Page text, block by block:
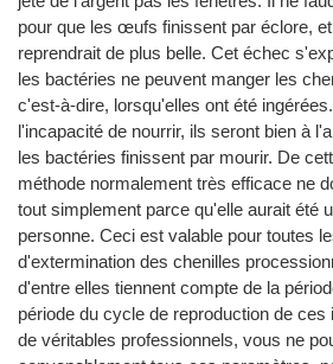
pour que les œufs finissent par éclore,
reprendrait de plus belle. Cet échec
les bactéries ne peuvent manger les
c'est-à-dire, lorsqu'elles ont été
l'incapacité de nourrir, ils seront bien à
les bactéries finissent par mourir. De
méthode normalement très efficace ne
tout simplement parce qu'elle aurait été
personne. Ceci est valable pour toutes
d'extermination des chenilles
d'entre elles tiennent compte de la
période du cycle de reproduction de
de véritables professionnels, vous ne